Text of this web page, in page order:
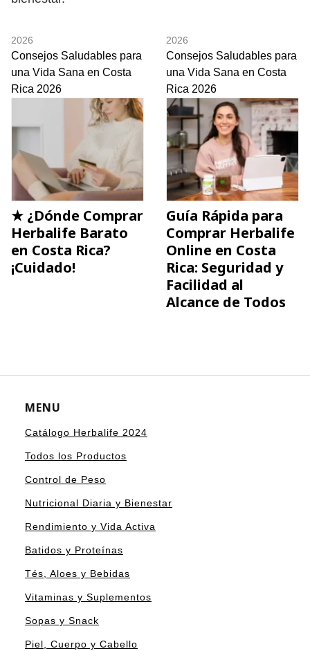
2026
Consejos Saludables para
una Vida Sana en Costa
Rica 2026
★ ¿Dónde Comprar
Herbalife Barato
en Costa Rica?
¡Cuidado!
2026
Consejos Saludables para
una Vida Sana en Costa
Rica 2026
Guía Rápida para
Comprar Herbalife
Online en Costa
Rica: Seguridad y
Facilidad al
Alcance de Todos
MENU
Catálogo Herbalife 2024
Todos los Productos
Control de Peso
Nutricional Diaria y Bienestar
Rendimiento y Vida Activa
Batidos y Proteínas
Tés, Aloes y Bebidas
Vitaminas y Suplementos
Sopas y Snack
Piel, Cuerpo y Cabello